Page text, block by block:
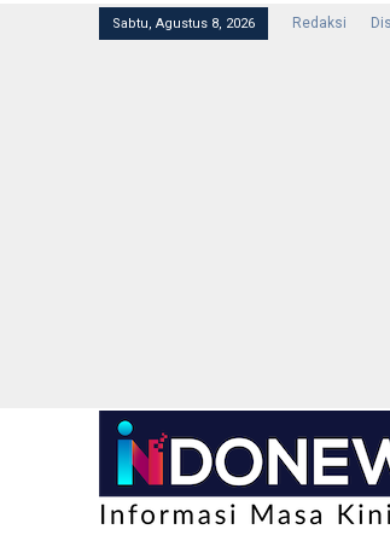
Sabtu, Agustus 8, 2026 Redaksi